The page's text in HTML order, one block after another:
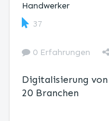
Handwerker
37
0 Erfahrungen
Digitalisierung
20 Branchen